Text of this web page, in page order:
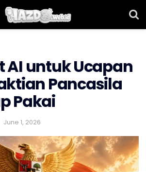
AI untuk Ucapan
Pancasila
Pakai
June 1, 2026